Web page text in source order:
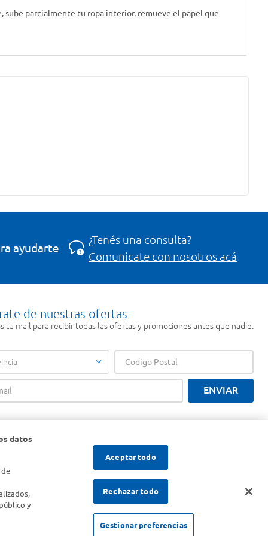
parcialmente tu ropa interior, remueve el papel que
ayudarte
¿Tenés una consulta?
Comunicate con nosotros acá
de nuestras ofertas
tu mail para recibir todas las ofertas y promociones antes que nadie.
ENVIAR
datos
y
Aceptar todo
Rechazar todo
Gestionar preferencias